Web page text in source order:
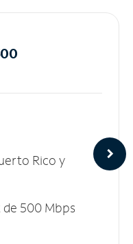
Rico y
500 Mbps